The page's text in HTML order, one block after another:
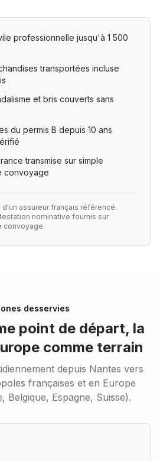
professionnelle jusqu'à 1 500
transportées incluse
et bris couverts sans
du permis B depuis 10 ans
transmise sur simple
convoyage
assureur français référencé.
nominative fournis sur
convoyage.
desservies
point de départ, la
comme terrain
depuis Nantes vers
françaises et en Europe
Belgique, Espagne, Suisse).